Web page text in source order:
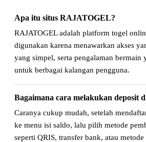
Apa itu situs RAJATOGEL?
RAJATOGEL adalah platform togel
digunakan karena menawarkan akses
yang simpel, serta pengalaman bermain
untuk berbagai kalangan pengguna.
Bagaimana cara melakukan deposit
Caranya cukup mudah, setelah
ke menu isi saldo, lalu pilih metode
seperti QRIS, transfer bank, atau metode